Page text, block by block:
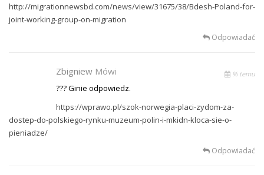
http://migrationnewsbd.com/news/view/31675/38/Bdesh-Poland-for-
joint-working-group-on-migration
Odpowiadać
Zbigniew Mówi % temu
??? Ginie odpowiedz.
https://wprawo.pl/szok-norwegia-placi-zydom-za-
dostep-do-polskiego-rynku-muzeum-polin-i-mkidn-kloca-sie-o-
pieniadze/
Odpowiadać